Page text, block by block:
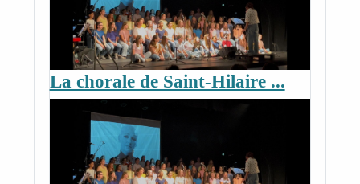
La chorale de Saint-Hilaire ...